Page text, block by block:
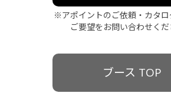
※アポイントのご依頼・カタロ
ご要望をお問い合わせくだ
ブース TOP